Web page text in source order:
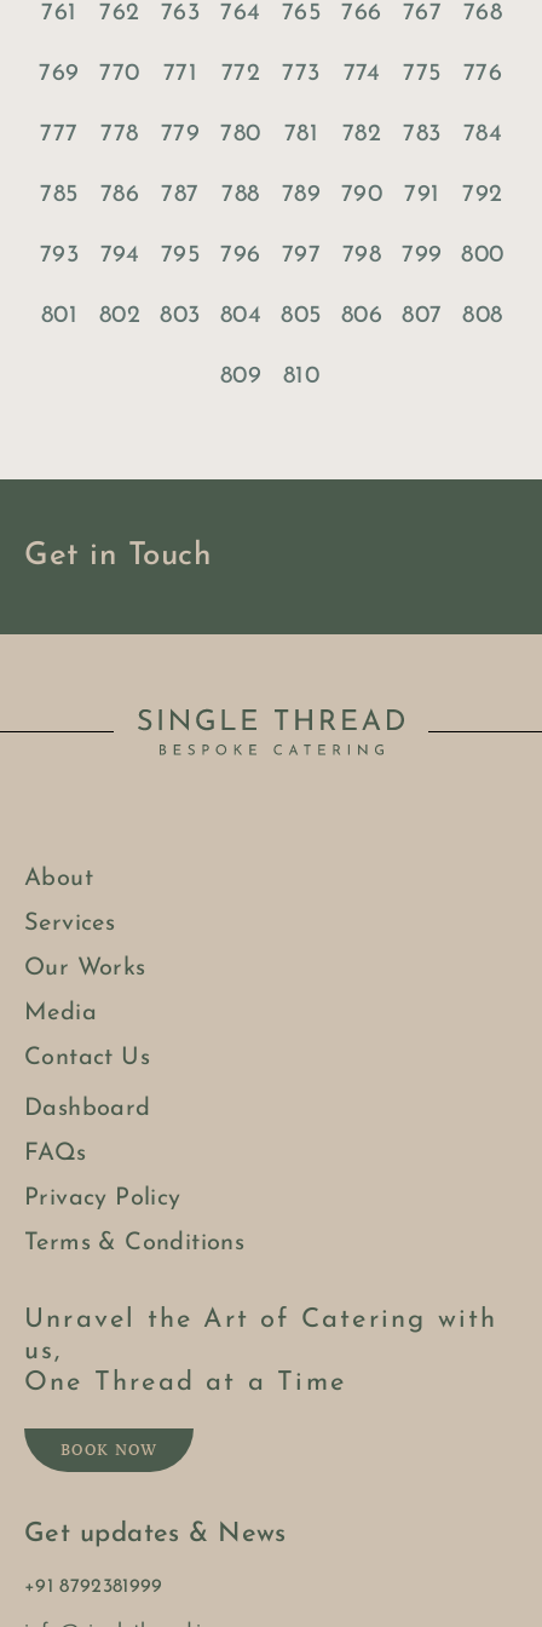
761 762 763 764 765 766 767 768
769 770 771 772 773 774 775 776
777 778 779 780 781 782 783 784
785 786 787 788 789 790 791 792
793 794 795 796 797 798 799 800
801 802 803 804 805 806 807 808
809 810
Get in Touch
About
Services
Our Works
Media
Contact Us
Dashboard
FAQs
Privacy Policy
Terms & Conditions
Unravel the Art of Catering with
us,
One Thread at a Time
BOOK NOW
Get updates & News
+91 8792381999